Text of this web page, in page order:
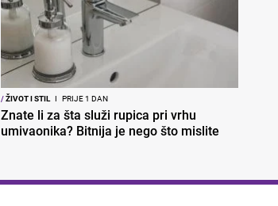
/ŽIVOT I STIL I PRIJE 1 DAN
Znate li za šta služi rupica pri vrhu
umivaonika? Bitnija je nego što mislite